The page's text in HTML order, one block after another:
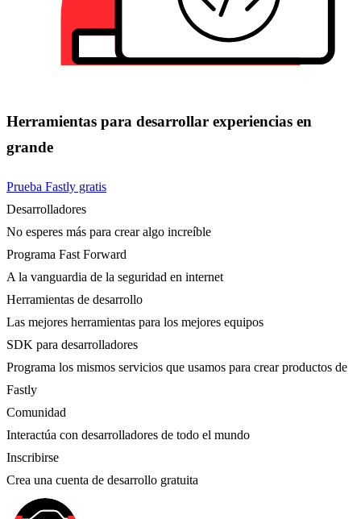
Herramientas para desarrollar experiencias en
grande
Prueba Fastly gratis
Desarrolladores
No esperes más para crear algo increíble
Programa Fast Forward
A la vanguardia de la seguridad en internet
Herramientas de desarrollo
Las mejores herramientas para los mejores equipos
SDK para desarrolladores
Programa los mismos servicios que usamos para crear productos de
Fastly
Comunidad
Interactúa con desarrolladores de todo el mundo
Inscribirse
Crea una cuenta de desarrollo gratuita